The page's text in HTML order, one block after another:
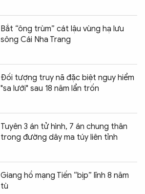
Bắt “ông trùm” cát lậu vùng hạ lưu
sông Cái Nha Trang
Đối tượng truy nã đặc biệt nguy hiểm
"sa lưới" sau 18 năm lẩn trốn
Tuyên 3 án tử hình, 7 án chung thân
trong đường dây ma túy liên tỉnh
Giang hồ mạng Tiến “bịp” lĩnh 8 năm
tù